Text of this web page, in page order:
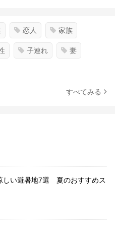
恋人 家族
子連れ 妻
すべてみる
しい避暑地7選 夏のおすすめス